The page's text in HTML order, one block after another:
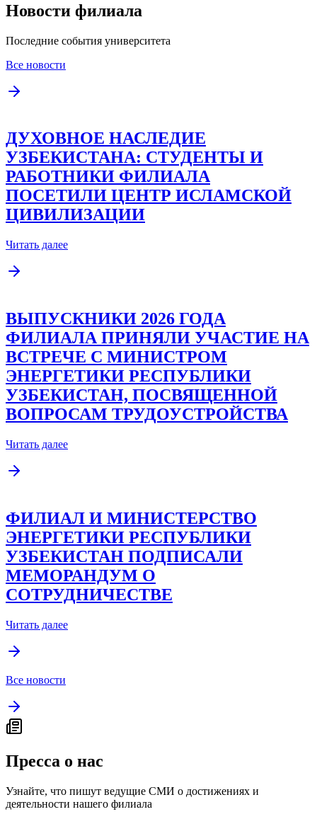
Новости филиала
Последние события университета
Все новости
ДУХОВНОЕ НАСЛЕДИЕ
УЗБЕКИСТАНА: СТУДЕНТЫ И
РАБОТНИКИ ФИЛИАЛА
ПОСЕТИЛИ ЦЕНТР ИСЛАМСКОЙ
ЦИВИЛИЗАЦИИ
Читать далее
ВЫПУСКНИКИ 2026 ГОДА
ФИЛИАЛА ПРИНЯЛИ УЧАСТИЕ НА
ВСТРЕЧЕ С МИНИСТРОМ
ЭНЕРГЕТИКИ РЕСПУБЛИКИ
УЗБЕКИСТАН, ПОСВЯЩЕННОЙ
ВОПРОСАМ ТРУДОУСТРОЙСТВА
Читать далее
ФИЛИАЛ И МИНИСТЕРСТВО
ЭНЕРГЕТИКИ РЕСПУБЛИКИ
УЗБЕКИСТАН ПОДПИСАЛИ
МЕМОРАНДУМ О
СОТРУДНИЧЕСТВЕ
Читать далее
Все новости
Пресса о нас
Узнайте, что пишут ведущие СМИ о достижениях и
деятельности нашего филиала